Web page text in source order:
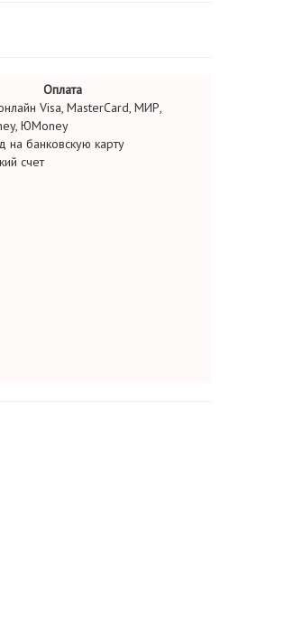
Оплата
Visa, MasterCard, МИР,
ЮMoney
на банковскую карту
счет